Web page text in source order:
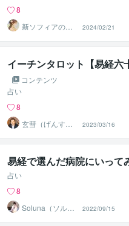
8
新ソフィアのイ
マココ占い★占
いと心を繋ぐ
2024/02/21
イーチンタロット【易経六
コンテンツ
占い
8
玄彗（げんす
い）
2023/03/16
易経で選んだ病院にいって
占い
8
Soluna（ソル
2022/09/15